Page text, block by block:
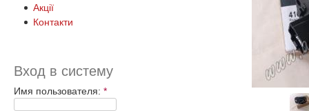
Акції
Контакти
Вход в систему
Имя пользователя: *